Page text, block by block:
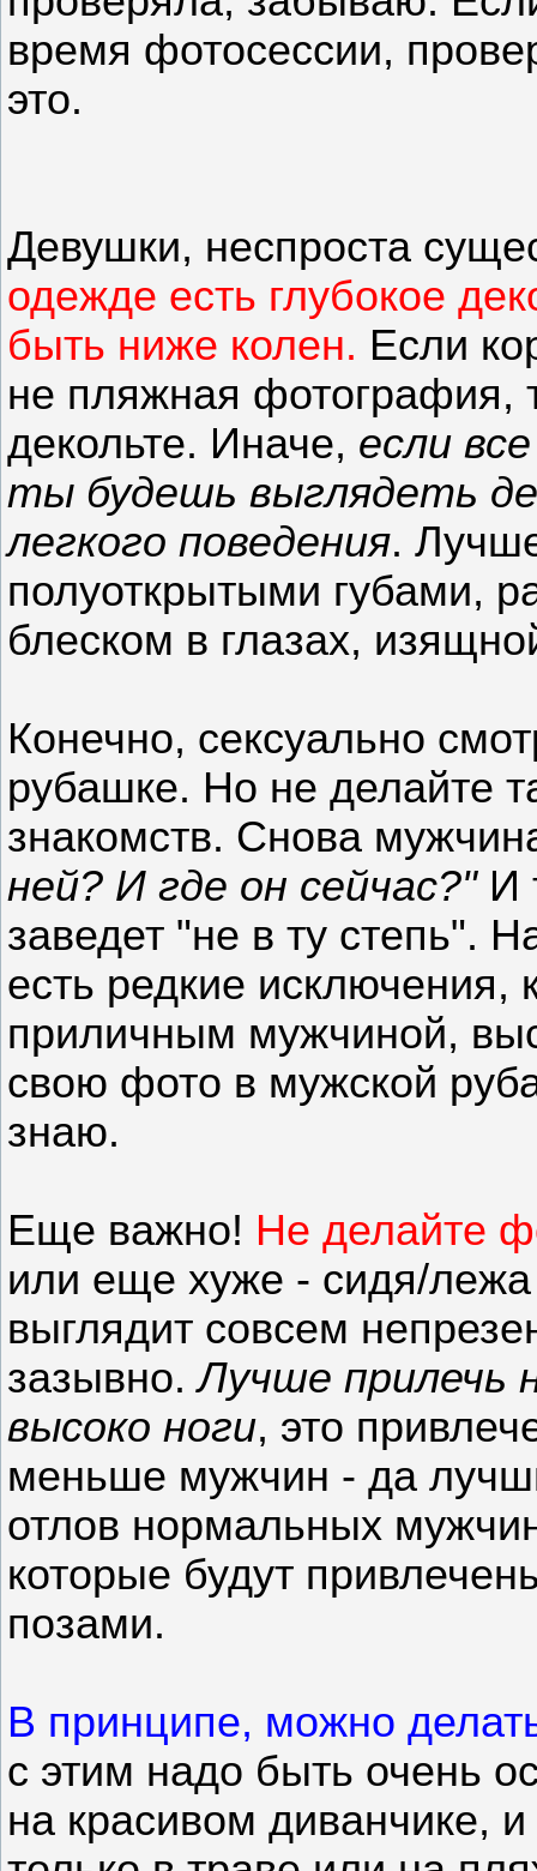
время фотосессии,
это.
Девушки, неспроста
одежде есть глубокое
быть ниже колен. Если
не пляжная фотография,
декольте. Иначе, если
ты будешь выглядеть
легкого поведения.
полуоткрытыми губами,
блеском в глазах,
Конечно, сексуально
рубашке. Но не делайте
знакомств. Снова
ней? И где он сейчас?"И
заведет "не в ту степь".
есть редкие исключения,
приличным мужчиной,
свою фото в мужской
знаю.
Еще важно! Не делайте
или еще хуже - сидя/лежа
выглядит совсем
зазывно.Лучше прилечь
высоко ноги, это
меньше мужчин - да
отлов нормальных
которые будут
позами.
В принципе, можно
с этим надо быть очень
на красивом диванчике,